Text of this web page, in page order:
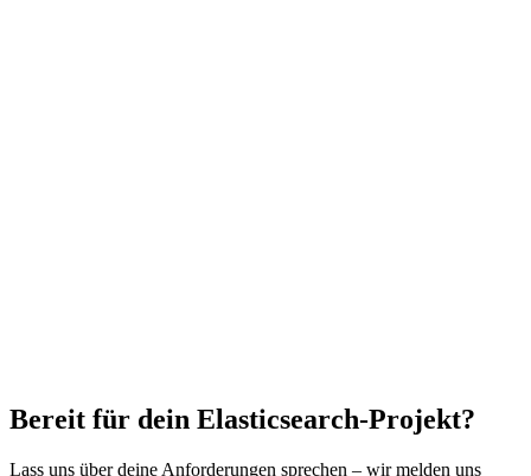
Bereit für dein Elasticsearch-Projekt?
Lass uns über deine Anforderungen sprechen – wir melden uns